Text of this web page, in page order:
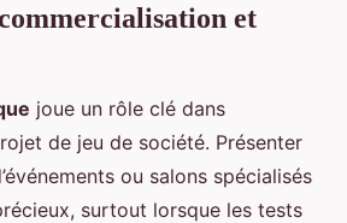
et
joue un rôle clé dans
de jeu de société. Présenter
ou salons spécialisés
surtout lorsque les tests